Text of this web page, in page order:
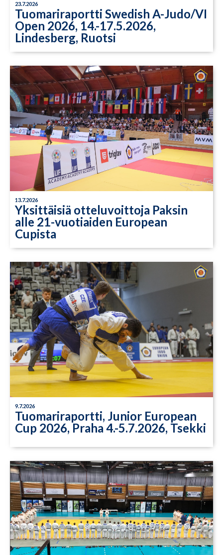
23.7.2026
Tuomariraportti Swedish A-Judo/VI
Open 2026, 14.-17.5.2026,
Lindesberg, Ruotsi
13.7.2026
Yksittäisiä otteluvoittoja Paksin
alle 21-vuotiaiden European
Cupista
9.7.2026
Tuomariraportti, Junior European
Cup 2026, Praha 4.-5.7.2026, Tsekki